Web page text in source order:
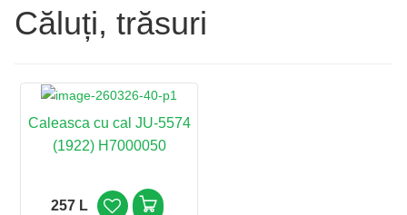
Căluți, trăsuri
Caleasca cu cal JU-5574
(1922) H7000050
257 L